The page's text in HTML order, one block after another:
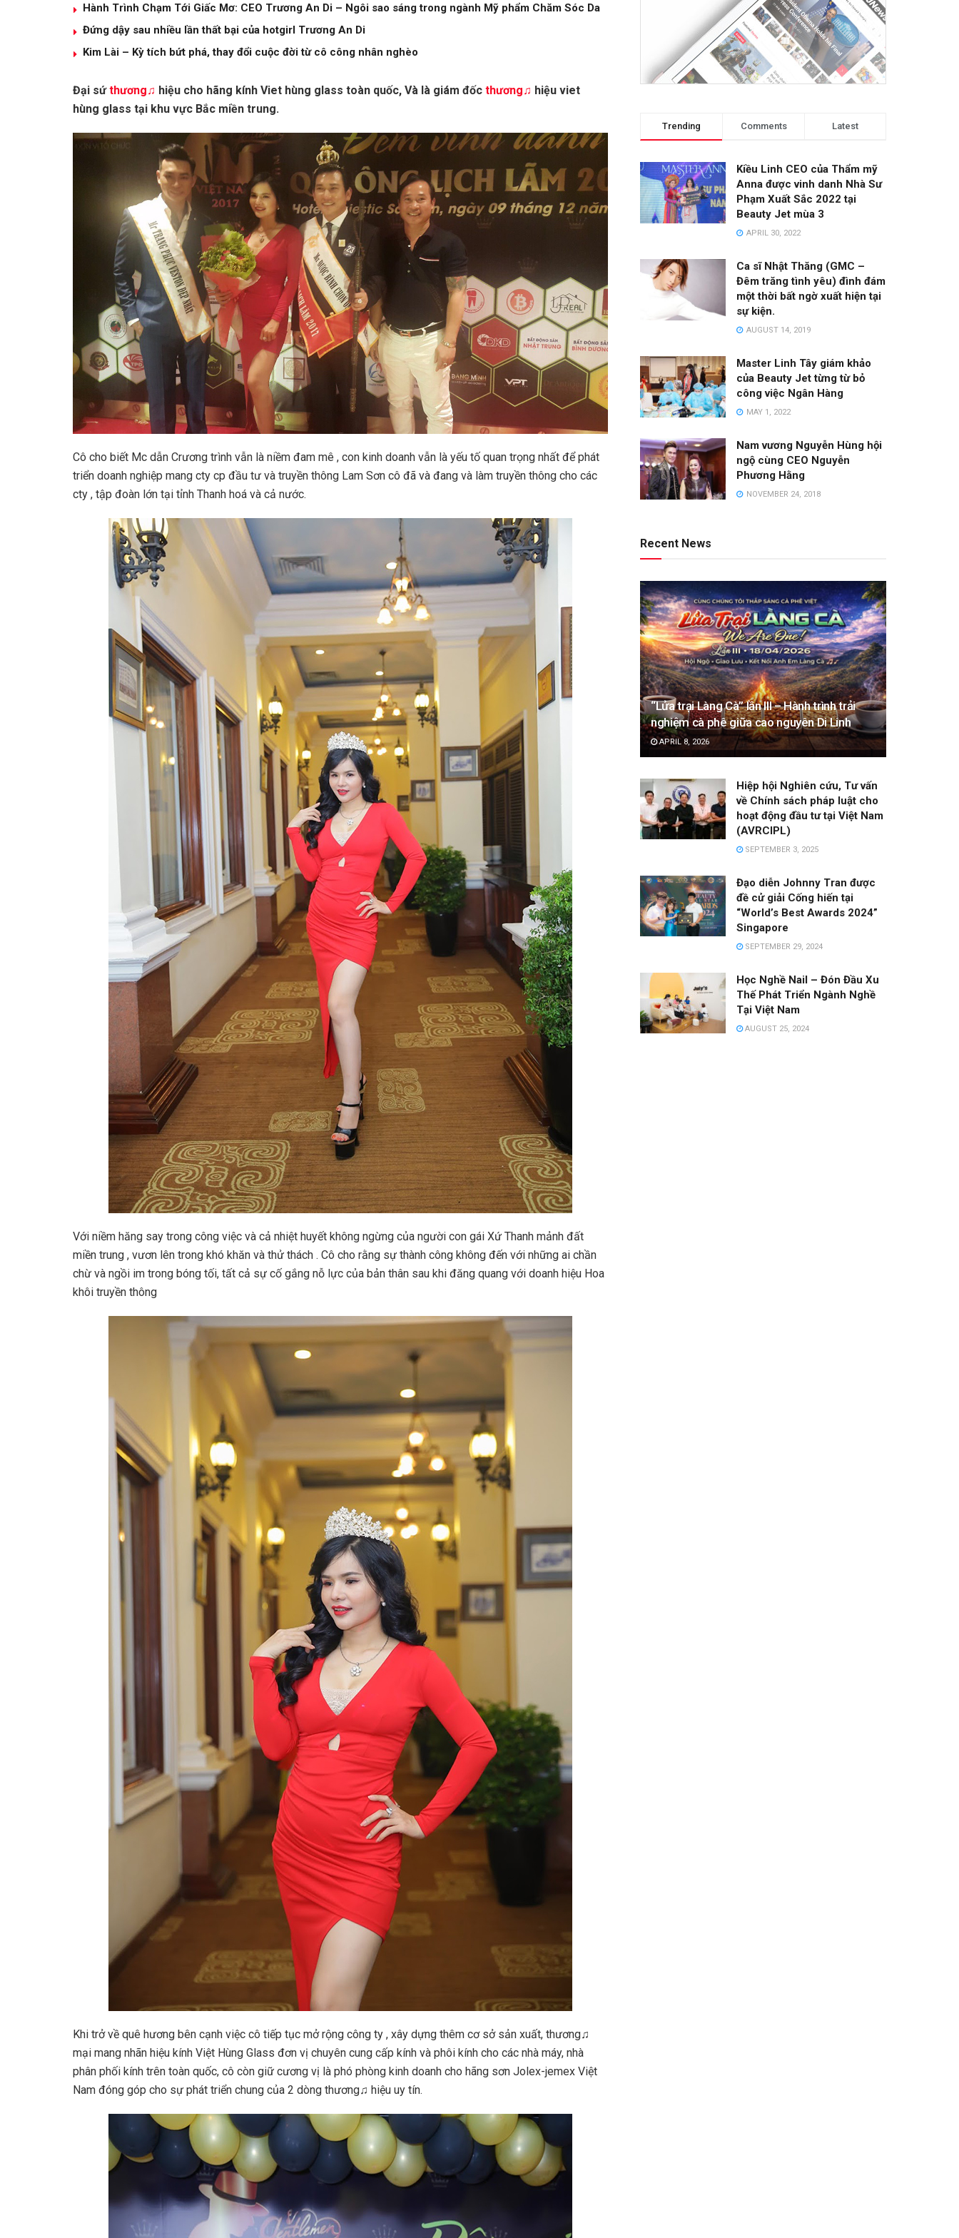
Hành Trình Chạm Tới Giấc Mơ: CEO Trương An Di – Ngôi sao sáng trong ngành Mỹ phẩm Chăm Sóc Da
Đứng dậy sau nhiều lần thất bại của hotgirl Trương An Di
Kim Lài – Kỳ tích bứt phá, thay đổi cuộc đời từ cô công nhân nghèo
Đại sứthương♫ hiệu cho hãng kính Viet hùng glass toàn quốc, Và là giám đốc thương♫ hiệu viet
hùng glass tại khu vực Bắc miền trung.
Cô cho biết Mc dẫn Crương trình vẫn là niềm đam mê , con kinh doanh vẫn là yếu tố quan trọng nhất để phát
triển doanh nghiệp mang cty cp đầu tư và truyền thông Lam Sơn cô đã và đang và làm truyền thông cho các
cty , tập đoàn lớn tại tỉnh Thanh hoá và cả nước.
Với niềm hăng say trong công việc và cả nhiệt huyết không ngừng của người con gái Xứ Thanh mảnh đất
miền trung , vươn lên trong khó khăn và thử thách . Cô cho rằng sự thành công không đến với những ai chần
chừ và ngồi im trong bóng tối, tất cả sự cố gắng nỗ lực của bản thân sau khi đăng quang với doanh hiệu Hoa
khôi truyền thông
Khi trở về quê hương bên cạnh việc cô tiếp tục mở rộng công ty , xây dựng thêm cơ sở sản xuất, thương♫
mại mang nhãn hiệu kính Việt Hùng Glass đơn vị chuyên cung cấp kính và phôi kính cho các nhà máy, nhà
phân phối kính trên toàn quốc, cô còn giữ cương vị là phó phòng kinh doanh cho hãng sơn Jolex-jemex Việt
Nam đóng góp cho sự phát triển chung của 2 dòng thương♫ hiệu uy tín.
Trending Comments Latest
Kiều Linh CEO của Thẩm mỹ
Anna được vinh danh Nhà Sư
Phạm Xuất Sắc 2022 tại
Beauty Jet mùa 3
APRIL 30, 2022
Ca sĩ Nhật Thăng (GMC –
Đêm trăng tình yêu) đình đám
một thời bất ngờ xuất hiện tại
sự kiện.
AUGUST 14, 2019
Master Linh Tây giám khảo
của Beauty Jet từng từ bỏ
công việc Ngân Hàng
MAY 1, 2022
Nam vương Nguyễn Hùng hội
ngộ cùng CEO Nguyễn
Phương Hằng
NOVEMBER 24, 2018
Recent News
“Lửa trại Làng Cà” lần III – Hành trình trải
nghiệm cà phê giữa cao nguyên Di Linh
APRIL 8, 2026
Hiệp hội Nghiên cứu, Tư vấn
về Chính sách pháp luật cho
hoạt động đầu tư tại Việt Nam
(AVRCIPL)
SEPTEMBER 3, 2025
Đạo diễn Johnny Tran được
đề cử giải Cống hiến tại
“World’s Best Awards 2024”
Singapore
SEPTEMBER 29, 2024
Học Nghề Nail – Đón Đầu Xu
Thế Phát Triển Ngành Nghề
Tại Việt Nam
AUGUST 25, 2024